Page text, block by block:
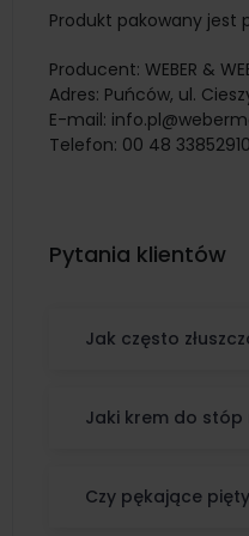
Produkt pakowany jest
Producent: WEBER &
Adres: Puńców, ul.
E-mail:
Telefon: 00 48
Pytania klientów
Jak często
Jaki krem do stóp
Czy pękające